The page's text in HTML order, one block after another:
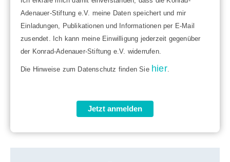
Adenauer-Stiftung e.V. meine Daten speichert und mir
Einladungen, Publikationen und Informationen per E-Mail
zusendet. Ich kann meine Einwilligung jederzeit gegenüber
der Konrad-Adenauer-Stiftung e.V. widerrufen.
Die Hinweise zum Datenschutz finden Sie hier.
Jetzt anmelden